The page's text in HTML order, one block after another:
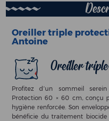
Oreiller triple
Antoine
Oreiller triple
Profitez d’un sommeil
Protection 60 × 60 cm, conçu
hygiène renforcée. Son
bénéficie du traitement